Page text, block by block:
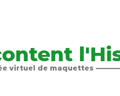
virtuel de maquettes